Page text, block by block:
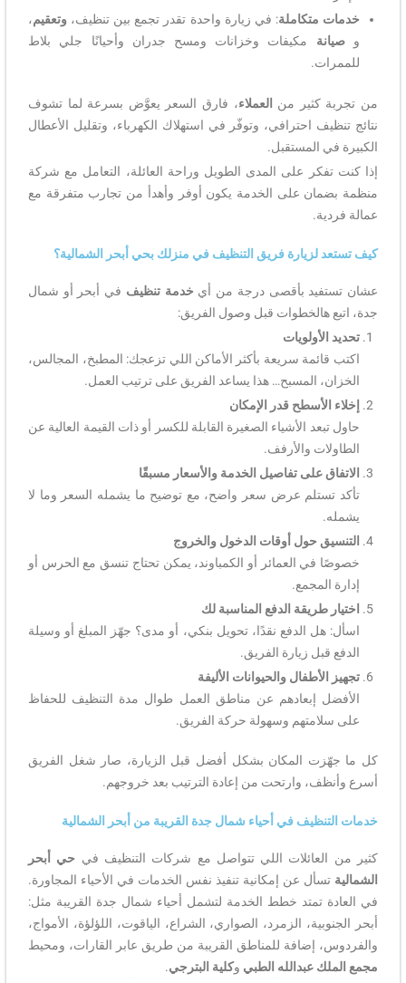
خدمات متكاملة: في زيارة واحدة تقدر تجمع بين تنظيف، وتعقيم،
وصيانة مكيفات وخزانات ومسح جدران وأحيانًا جلي بلاط
للممرات.
من تجربة كثير من العملاء، فارق السعر يعوَّض بسرعة لما تشوف
نتائج تنظيف احترافي، وتوفّر في استهلاك الكهرباء، وتقليل الأعطال
الكبيرة في المستقبل.
إذا كنت تفكر على المدى الطويل وراحة العائلة، التعامل مع شركة
منظمة بضمان على الخدمة يكون أوفر وأهدأ من تجارب متفرقة مع
عمالة فردية.
كيف تستعد لزيارة فريق التنظيف في منزلك بحي أبحر الشمالية؟
عشان تستفيد بأقصى درجة من أي خدمة تنظيف في أبحر أو شمال
جدة، اتبع هالخطوات قبل وصول الفريق:
تحديد الأولويات
اكتب قائمة سريعة بأكثر الأماكن اللي تزعجك: المطبخ، المجالس،
الخزان، المسبح… هذا يساعد الفريق على ترتيب العمل.
إخلاء الأسطح قدر الإمكان
حاول تبعد الأشياء الصغيرة القابلة للكسر أو ذات القيمة العالية عن
الطاولات والأرفف.
الاتفاق على تفاصيل الخدمة والأسعار مسبقًا
تأكد تستلم عرض سعر واضح، مع توضيح ما يشمله السعر وما لا
يشمله.
التنسيق حول أوقات الدخول والخروج
خصوصًا في العمائر أو الكمباوند، يمكن تحتاج تنسق مع الحرس أو
إدارة المجمع.
اختيار طريقة الدفع المناسبة لك
اسأل: هل الدفع نقدًا، تحويل بنكي، أو مدى؟ جهّز المبلغ أو وسيلة
الدفع قبل زيارة الفريق.
تجهيز الأطفال والحيوانات الأليفة
الأفضل إبعادهم عن مناطق العمل طوال مدة التنظيف للحفاظ
على سلامتهم وسهولة حركة الفريق.
كل ما جهّزت المكان بشكل أفضل قبل الزيارة، صار شغل الفريق
أسرع وأنظف، وارتحت من إعادة الترتيب بعد خروجهم.
خدمات التنظيف في أحياء شمال جدة القريبة من أبحر الشمالية
كثير من العائلات اللي تتواصل مع شركات التنظيف في حي أبحر
الشمالية تسأل عن إمكانية تنفيذ نفس الخدمات في الأحياء المجاورة.
في العادة تمتد خطط الخدمة لتشمل أحياء شمال جدة القريبة مثل:
أبحر الجنوبية، الزمرد، الصواري، الشراع، الياقوت، اللؤلؤة، الأمواج،
والفردوس، إضافة للمناطق القريبة من طريق عابر القارات، ومحيط
مجمع الملك عبدالله الطبي وكلية البترجي.